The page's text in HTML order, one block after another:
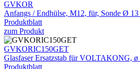
GVKOR
Anfangs / Endhülse, M12, für, Sonde Ø 13
Produktblatt
zum Produkt
GVKORIC150GET
Glasfaser Ersatzstab für VOLTAKONG, ø
Produktblatt